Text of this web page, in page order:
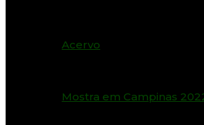
Acervo
Mostra em Campinas